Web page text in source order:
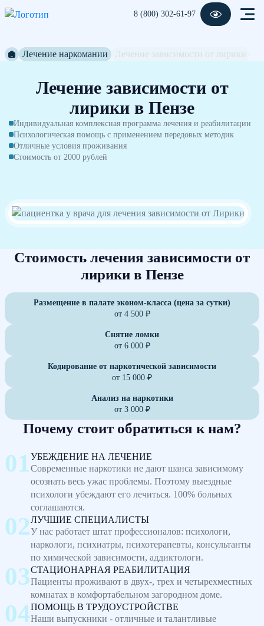
8 (800) 302-61-97
Лечение наркомании
Лечение зависимости от
лирики в Пензе
Индивидуальная комплексная программа лечения и реабилитации
Психологическая помощь с применением передовых методик
Отличные условия проживания
Стоимость от 2000 рублей
Стоимость лечения зависимости от
лирики в Пензе
Размещение в палате эконом-класса (цена за сутки)
от 4 500 ₽
Снятие ломки
от 6 000 ₽
Кодирование от наркотической зависимости
от 15 000 ₽
Анализ на наркотики
от 3 000 ₽
Почему стоит обратиться к нам?
УБЕЖДЕНИЕ НА ЛЕЧЕНИЕ
Современные наркотики не дают шанса зависимому
осознать весь ужас проблемы. Поэтому выездные
психологи убеждают его лечиться. 100% больных
соглашаются.
ЛУЧШИЕ СПЕЦИАЛИСТЫ
У нас работает штат профессионалов: психологи,
наркологи, психиатры, психотерапевты, консультанты
по химической зависимости, аддиктологи.
СТАЦИОНАРНАЯ РЕАБИЛИТАЦИЯ
Пациенты проживают в двух-, трех и четырехместных
комнатах в комфортабельном загородном доме.
ПОМОЩЬ В ТРУДОУСТРОЙСТВЕ
Наши выпускники - отличные и талантливые